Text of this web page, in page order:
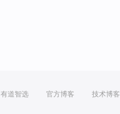
有道智选 官方博客 技术博客